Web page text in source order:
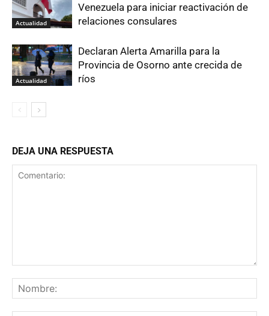
Actualidad
Venezuela para iniciar reactivación de
relaciones consulares
Actualidad
Declaran Alerta Amarilla para la
Provincia de Osorno ante crecida de
ríos
DEJA UNA RESPUESTA